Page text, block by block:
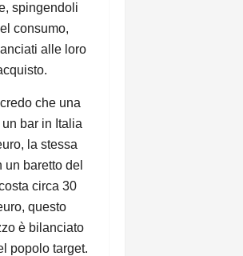
spingendoli
consumo,
alle loro
che una
bar in Italia
la stessa
baretto del
circa 30
questo
è bilanciato
popolo target.